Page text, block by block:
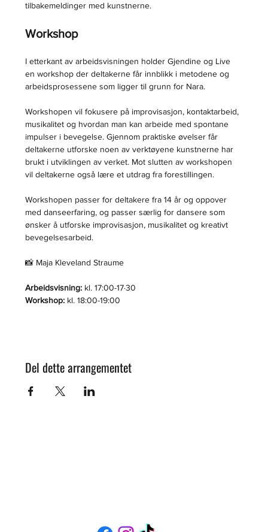
tilbakemeldinger med kunstnerne.
Workshop
I etterkant av arbeidsvisningen holder Gjendine og Live
en workshop der deltakerne får innblikk i metodene og
arbeidsprosessene som ligger til grunn for Nara.
Workshopen vil fokusere på improvisasjon, kontaktarbeid,
musikalitet og hvordan man kan arbeide med spontane
impulser i bevegelse. Gjennom praktiske øvelser får
deltakerne utforske noen av verktøyene kunstnerne har
brukt i utviklingen av verket. Mot slutten av workshopen
vil deltakerne også lære et utdrag fra forestillingen.
Workshopen passer for deltakere fra 14 år og oppover
med danseerfaring, og passer særlig for dansere som
ønsker å utforske improvisasjon, musikalitet og kreativt
bevegelsesarbeid.
📸 Maja Kleveland Straume
Arbeidsvisning: kl. 17:00-17·30
Workshop: kl. 18:00-19:00
Del dette arrangementet